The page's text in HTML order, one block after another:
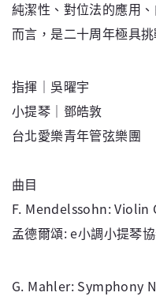
純潔性、對位法的應用
而言，是二十周年極具挑
指揮｜吳曜宇
小提琴｜鄧皓敦
台北愛樂青年管弦樂團
曲目
F. Mendelssohn:
孟德爾頌: e小調小提琴
G. Mahler: Symphony